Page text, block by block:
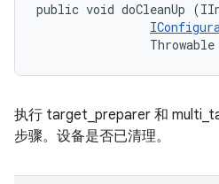
public void doCleanUp
Throwable
执行 target_preparer 和
步骤。设备是否已清理。